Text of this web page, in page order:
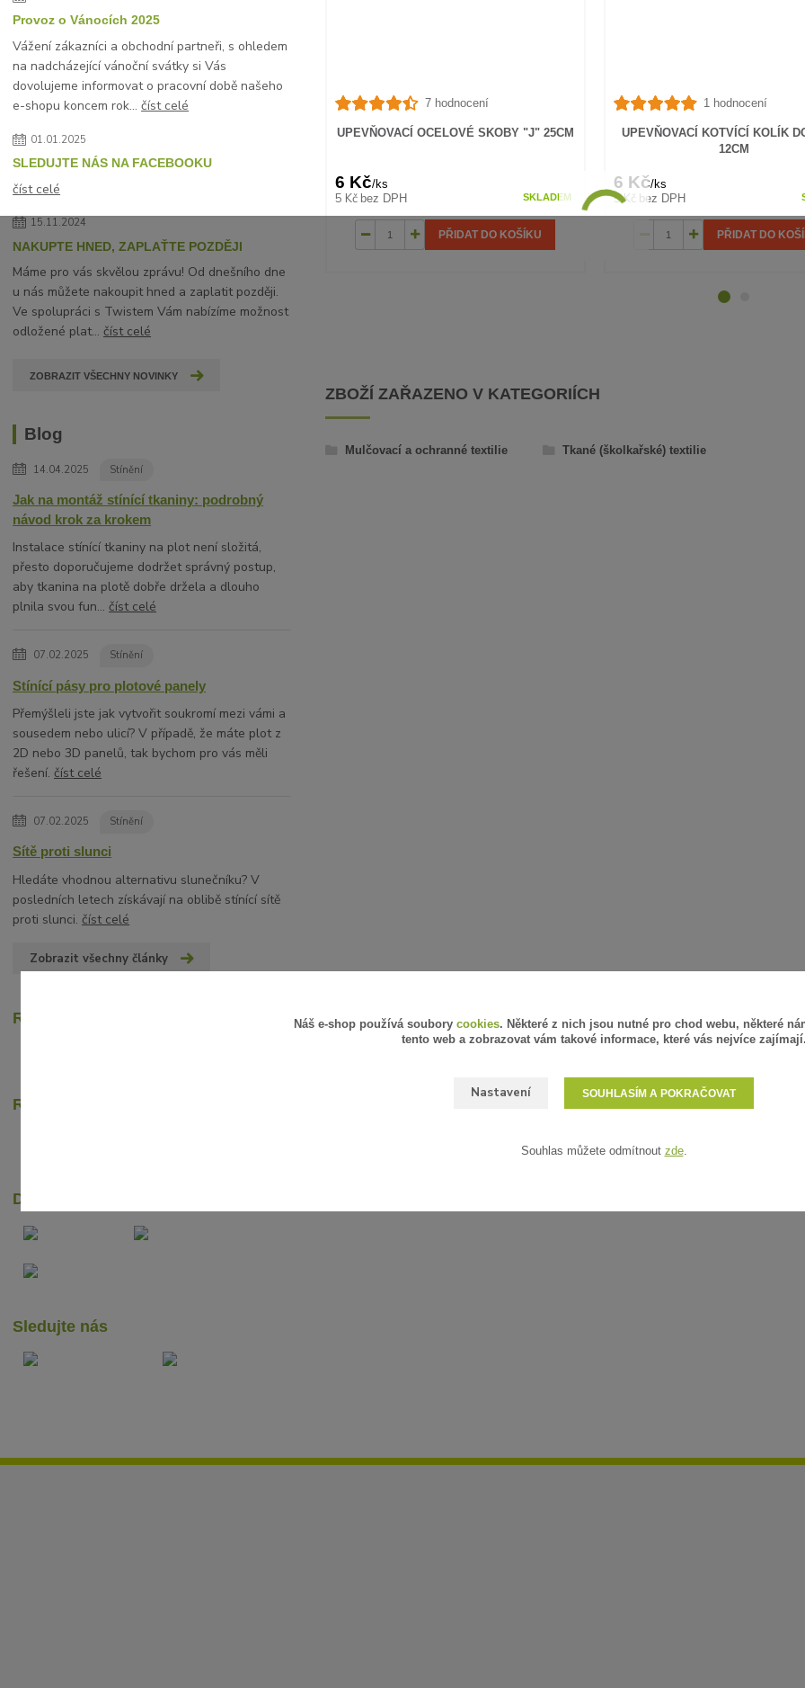
Provoz o Vánocích 2025
Vážení zákazníci a obchodní partneři, s ohledem
na nadcházející vánoční svátky si Vás
dovolujeme informovat o pracovní době našeho
e-shopu koncem rok...číst celé
01.01.2025
SLEDUJTE NÁS NA FACEBOOKU
číst celé
15.11.2024
NAKUPTE HNED, ZAPLAŤTE POZDĚJI
Máme pro vás skvělou zprávu! Od dnešního dne
u nás můžete nakoupit hned a zaplatit později.
Ve spolupráci s Twistem Vám nabízíme možnost
odložené plat...číst celé
ZOBRAZIT VŠECHNY NOVINKY
Blog
14.04.2025 Stínění
Jak na montáž stínící tkaniny: podrobný
návod krok za krokem
Instalace stínící tkaniny na plot není složitá,
přesto doporučujeme dodržet správný postup,
aby tkanina na plotě dobře držela a dlouho
plnila svou fun...číst celé
07.02.2025 Stínění
Stínící pásy pro plotové panely
Přemýšleli jste jak vytvořit soukromí mezi vámi a
sousedem nebo ulicí? V případě, že máte plot z
2D nebo 3D panelů, tak bychom pro vás měli
řešení.číst celé
07.02.2025 Stínění
Sítě proti slunci
Hledáte vhodnou alternativu slunečníku? V
posledních letech získávají na oblibě stínící sítě
proti slunci.číst celé
Zobrazit všechny články
Recenze zákazníků
Rychlé online platby
Dopravci
Sledujte nás
7 hodnocení
UPEVŇOVACÍ OCELOVÉ SKOBY "J" 25CM
6 Kč/ks
5 Kč bez DPH SKLADEM
PŘIDAT DO KOŠÍKU
1 hodnocení
UPEVŇOVACÍ KOTVÍCÍ KOLÍK
12CM
6 Kč/ks
5 Kč bez DPH
PŘIDAT DO
ZBOŽÍ ZAŘAZENO V KATEGORIÍCH
Mulčovací a ochranné textilie Tkané (školkařské) textilie
Náš e-shop používá soubory cookies. Některé z nich jsou nutné pro chod webu, některé
tento web a zobrazovat vám takové informace, které vás nejvíce zajímají.
Nastavení SOUHLASÍM A POKRAČOVAT
Souhlas můžete odmítnout zde.